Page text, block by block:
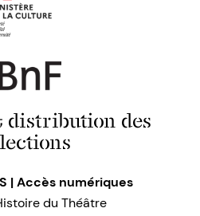
des
| Accès numériques
du Théâtre